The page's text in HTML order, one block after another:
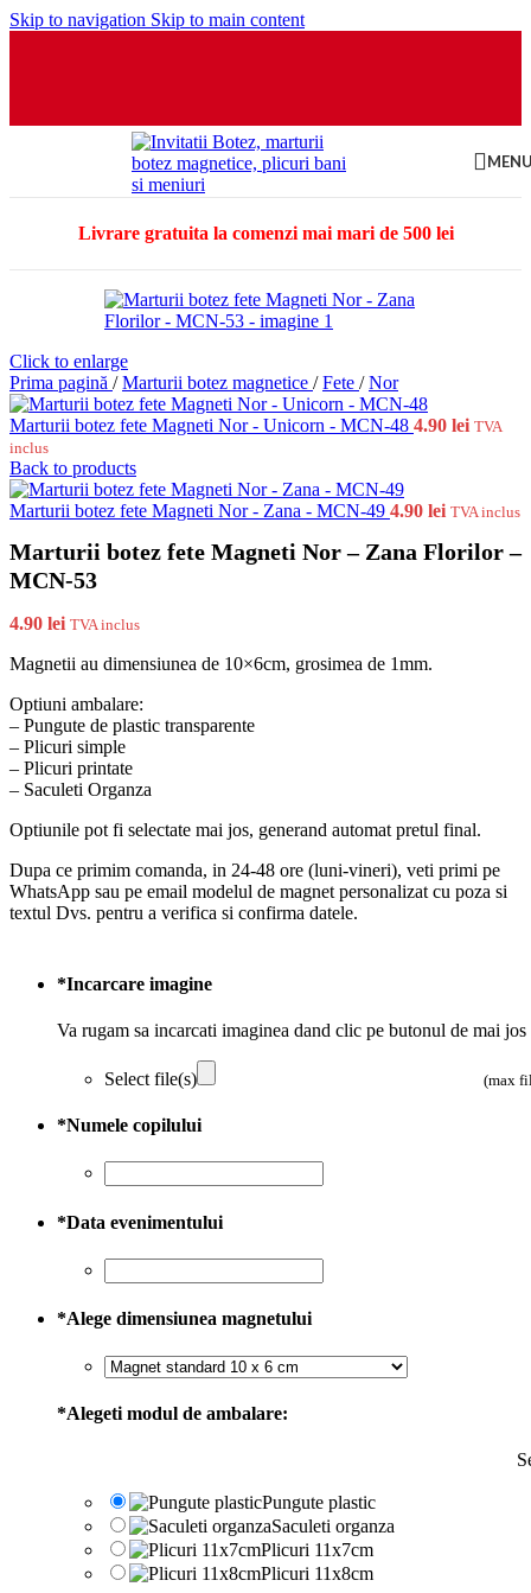
Skip to navigation Skip to main content
Livrare gratuita la comenzi mai mari de 500 lei
Click to enlarge
Prima pagină / Marturii botez magnetice / Fete / Nor
Marturii botez fete Magneti Nor - Unicorn - MCN-48 4.90 lei TVA
inclus
Back to products
Marturii botez fete Magneti Nor - Zana - MCN-49 4.90 lei TVA inclus
Marturii botez fete Magneti Nor – Zana Florilor –
MCN-53
4.90 lei TVA inclus
Magnetii au dimensiunea de 10×6cm, grosimea de 1mm.
Optiuni ambalare:
– Pungute de plastic transparente
– Plicuri simple
– Plicuri printate
– Saculeti Organza
Optiunile pot fi selectate mai jos, generand automat pretul final.
Dupa ce primim comanda, in 24-48 ore (luni-vineri), veti primi pe
WhatsApp sau pe email modelul de magnet personalizat cu poza si
textul Dvs. pentru a verifica si confirma datele.
*Incarcare imagine
Va rugam sa incarcati imaginea dand clic pe butonul de mai jos
Select file(s) (max
*Numele copilului
*Data evenimentului
*Alege dimensiunea magnetului
*Alegeti modul de ambalare:
Pungute plastic
Saculeti organza
Plicuri 11x7cm
Plicuri 11x8cm